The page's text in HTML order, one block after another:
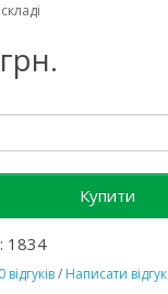
Купити
1834
0 відгуків/ Написати відгук